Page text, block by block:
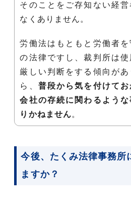
そのことをご存知ない経営
なくありません。
労働法はもともと労働者を
の法律ですし、裁判所は使
厳しい判断をする傾向があ
ら、 普段から気を付けてお
会社の存続に関わるような
りかねません。
今後、たくみ法律事務所
ますか？